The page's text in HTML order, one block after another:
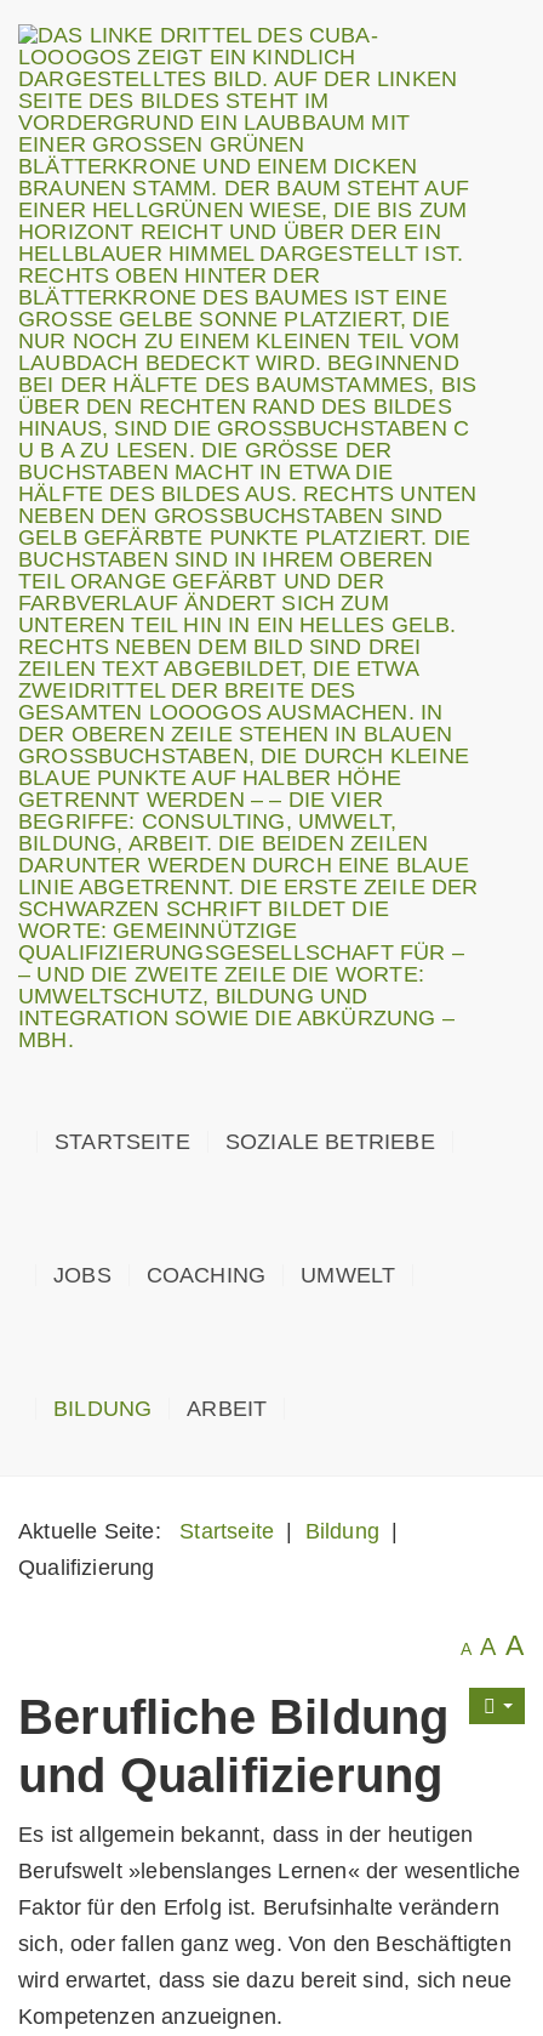
STARTSEITE SOZIALE BETRIEBE
JOBS COACHING UMWELT
BILDUNG ARBEIT
Aktuelle Seite: Startseite Bildung
Qualifizierung
A A A
Berufliche Bildung
und Qualifizierung
Es ist allgemein bekannt, dass in der heutigen
Berufswelt »lebenslanges Lernen« der wesentliche
Faktor für den Erfolg ist. Berufsinhalte verändern
sich, oder fallen ganz weg. Von den Beschäftigten
wird erwartet, dass sie dazu bereit sind, sich neue
Kompetenzen anzueignen.